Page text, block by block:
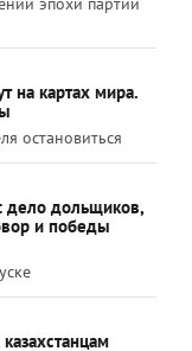
на картах мира.
остановиться
дело дольщиков,
и победы